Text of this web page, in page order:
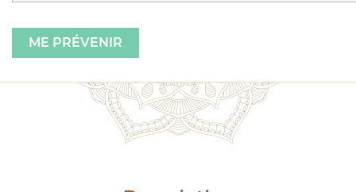
ME PRÉVENIR